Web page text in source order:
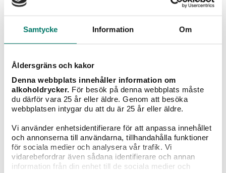
Samtycke Information Om
Åldersgräns och kakor
Denna webbplats innehåller information om
alkoholdrycker. För besök på denna webbplats måste
du därför vara 25 år eller äldre. Genom att besöka
webbplatsen intygar du att du är 25 år eller äldre.
Vi använder enhetsidentifierare för att anpassa innehållet
och annonserna till användarna, tillhandahålla funktioner
för sociala medier och analysera vår trafik. Vi
vidarebefordrar även sådana identifierare och annan
information från din enhet till de sociala medier och
Casa Vinironia Appassimento Grande Edizione